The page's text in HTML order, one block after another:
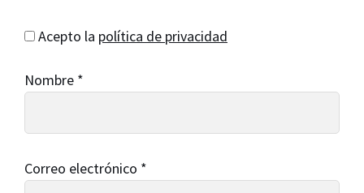
Acepto la política de privacidad
Nombre *
Correo electrónico *